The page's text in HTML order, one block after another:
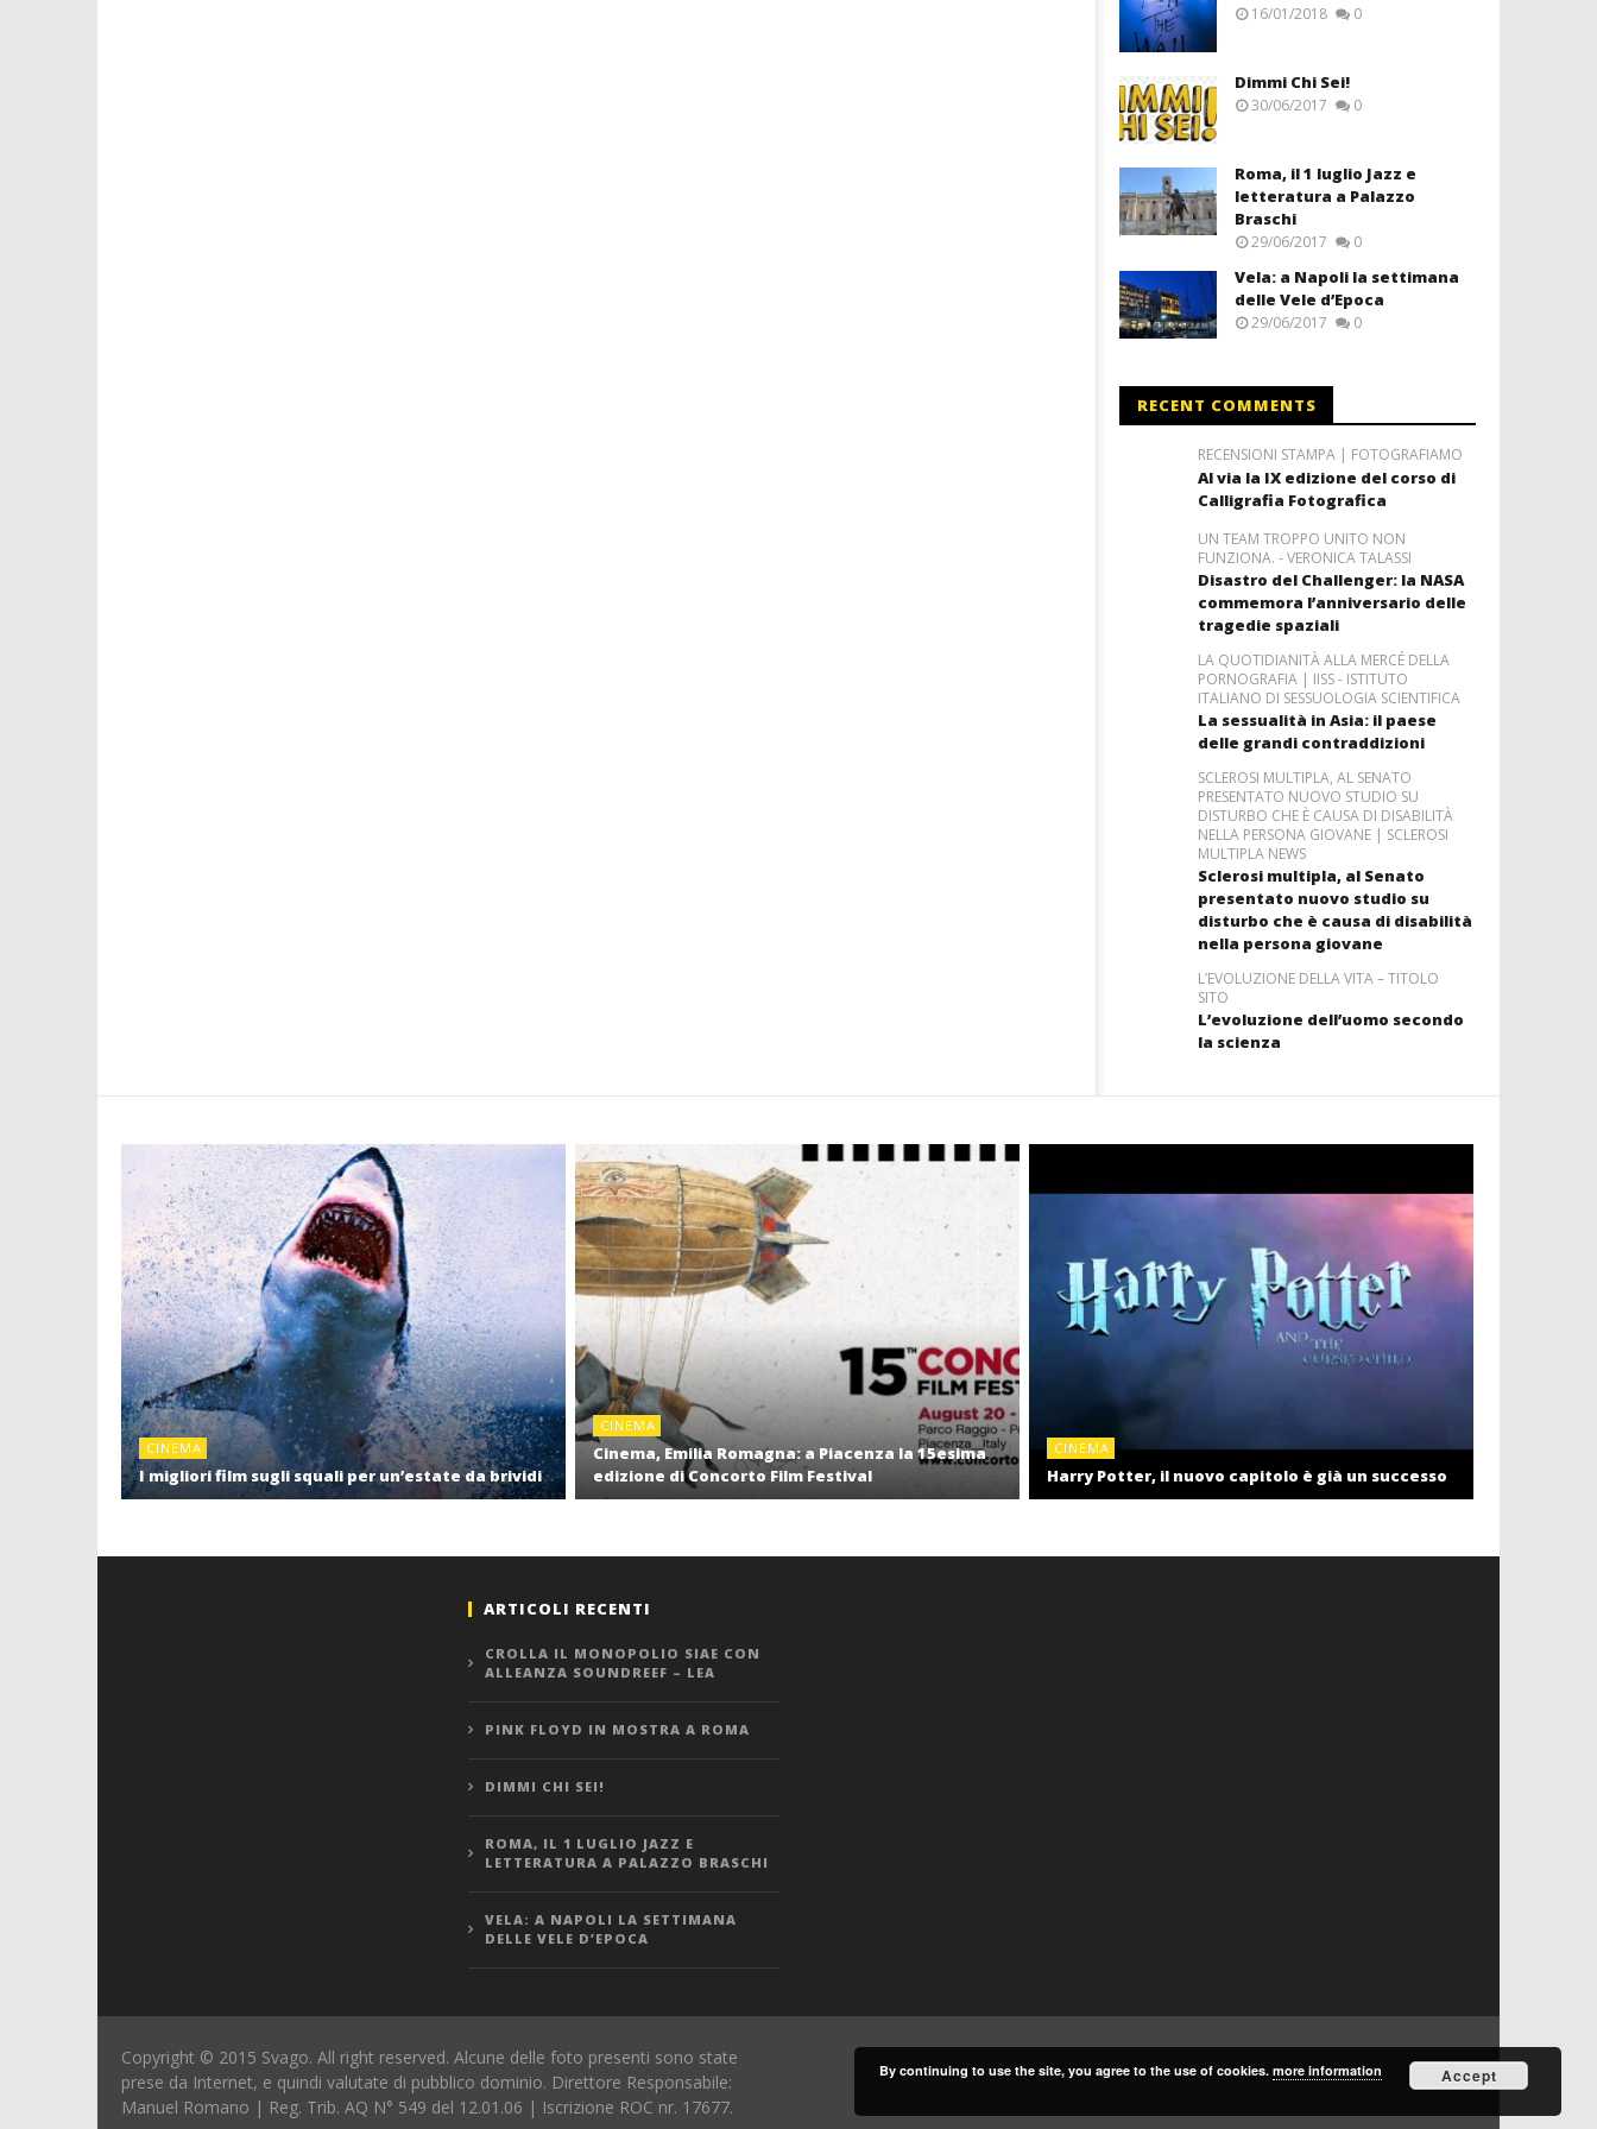
16/01/2018 0
Dimmi Chi Sei!
30/06/2017 0
Roma, il 1 luglio Jazz e
letteratura a Palazzo
Braschi
29/06/2017 0
Vela: a Napoli la settimana
delle Vele d’Epoca
29/06/2017 0
RECENT COMMENTS
RECENSIONI STAMPA | FOTOGRAFIAMO
Al via la IX edizione del corso di
Calligrafia Fotografica
UN TEAM TROPPO UNITO NON
FUNZIONA. - VERONICA TALASSI
Disastro del Challenger: la NASA
commemora l’anniversario delle
tragedie spaziali
LA QUOTIDIANITÀ ALLA MERCÉ DELLA
PORNOGRAFIA | IISS - ISTITUTO
ITALIANO DI SESSUOLOGIA SCIENTIFICA
La sessualità in Asia: il paese
delle grandi contraddizioni
SCLEROSI MULTIPLA, AL SENATO
PRESENTATO NUOVO STUDIO SU
DISTURBO CHE È CAUSA DI DISABILITÀ
NELLA PERSONA GIOVANE | SCLEROSI
MULTIPLA NEWS
Sclerosi multipla, al Senato
presentato nuovo studio su
disturbo che è causa di disabilità
nella persona giovane
L’EVOLUZIONE DELLA VITA – TITOLO
SITO
L’evoluzione dell’uomo secondo
la scienza
CINEMA
I migliori film sugli squali per un’estate da brividi
CINEMA
Cinema, Emilia Romagna: a Piacenza la 15esima
edizione di Concorto Film Festival
CINEMA
Harry Potter, il nuovo capitolo è già un successo
ARTICOLI RECENTI
CROLLA IL MONOPOLIO SIAE CON
ALLEANZA SOUNDREEF – LEA
PINK FLOYD IN MOSTRA A ROMA
DIMMI CHI SEI!
ROMA, IL 1 LUGLIO JAZZ E
LETTERATURA A PALAZZO BRASCHI
VELA: A NAPOLI LA SETTIMANA
DELLE VELE D’EPOCA
Copyright © 2015 Svago. All right reserved. Alcune delle foto presenti sono state
prese da Internet, e quindi valutate di pubblico dominio. Direttore Responsabile:
Manuel Romano | Reg. Trib. AQ N° 549 del 12.01.06 | Iscrizione ROC nr. 17677.
By continuing to use the site, you agree to the use of cookies. more information Accept